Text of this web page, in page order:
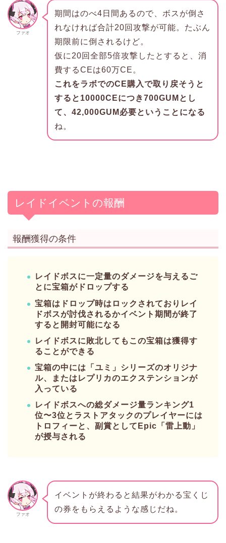
ファオ
期間はのべ4日間あるので、ボスが倒さ
れなければ合計20回攻撃が可能。たぶん
期限前に倒されるけど。
仮に20回全部5倍攻撃したとすると、消
費するCEは60万CE。
これをラボでのCE購入で取り戻そうと
すると10000CEにつき700GUMとし
て、42,000GUM必要ということになる
ね。
レイドイベントの報酬
報酬獲得の条件
レイドボスに一定量のダメージを与えるご
とに宝箱がドロップする
宝箱はドロップ時はロックされておりレイ
ドボスが討伐されるかイベント期間が終了
すると開封可能になる
レイドボスに敗北してもこの宝箱は獲得す
ることができる
宝箱の中には「ユミ」シリーズのオリジナ
ル、またはレプリカのエクステンションが
入っている
レイドボスへの総ダメージ量ランキング1
位〜3位とラストアタックのプレイヤーには
トロフィーと、副賞としてEpic「雷上動」
が授与される
ファオ
イベントが終わると結果がわかる宝くじ
の券をもらえるような感じだね。